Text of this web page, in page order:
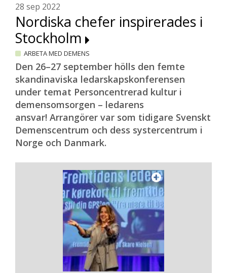
28 sep 2022
Nordiska chefer inspirerades i
Stockholm
ARBETA MED DEMENS
Den 26–27 september hölls den femte
skandinaviska ledarskapskonferensen
under temat Personcentrerad kultur i
demensomsorgen – ledarens
ansvar! Arrangörer var som tidigare Svenskt
Demenscentrum och dess systercentrum i
Norge och Danmark.